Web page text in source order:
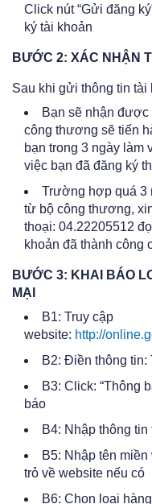
Click nút “Gửi đăng
ký tài khoản
BƯỚC 2: XÁC NHẬN
Sau khi gửi thông tin tài
Bạn sẽ nhận
công thương sẽ tiến
bạn trong 3 ngày làm
việc bạn đã đăng ký
Trường hợp quá 3
từ bộ công thương,
thoại: 04.22205512
khoản đã thành công
BƯỚC 3: KHAI BÁO
MẠI
B1: Truy cập
website: http://
B2: Điền thông tin:
B3: Click: “Thông
báo
B4: Nhập thông
B5: Nhập tên
trỏ về website nếu có
B6: Chọn loại